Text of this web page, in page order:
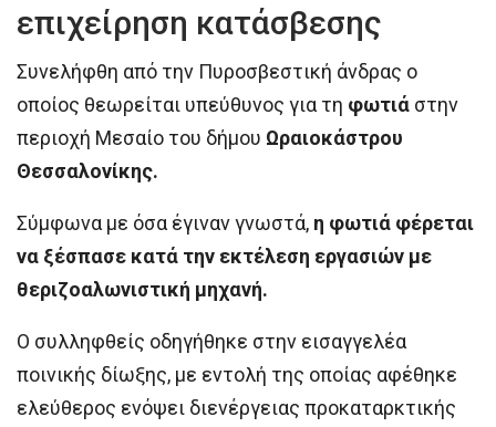
επιχείρηση κατάσβεσης
Συνελήφθη από την Πυροσβεστική άνδρας ο
οποίος θεωρείται υπεύθυνος για τη φωτιά στην
περιοχή Μεσαίο του δήμου Ωραιοκάστρου
Θεσσαλονίκης.
Σύμφωνα με όσα έγιναν γνωστά, η φωτιά φέρεται
να ξέσπασε κατά την εκτέλεση εργασιών με
θεριζοαλωνιστική μηχανή.
Ο συλληφθείς οδηγήθηκε στην εισαγγελέα
ποινικής δίωξης, με εντολή της οποίας αφέθηκε
ελεύθερος ενόψει διενέργειας προκαταρκτικής